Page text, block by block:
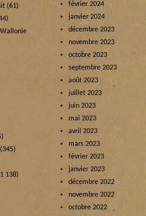
(61)
(345)
138)
février 2024
janvier 2024
décembre 2023
novembre 2023
octobre 2023
septembre 2023
août 2023
juillet 2023
juin 2023
mai 2023
avril 2023
mars 2023
février 2023
janvier 2023
décembre 2022
novembre 2022
octobre 2022